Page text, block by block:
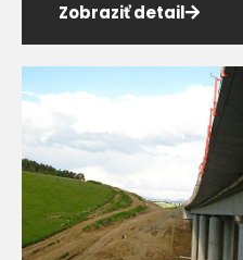
Zobraziť detail